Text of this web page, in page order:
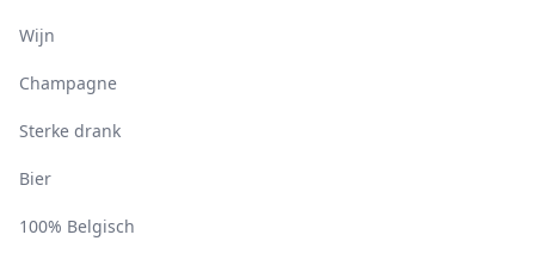
Wijn
Champagne
Sterke drank
Bier
100% Belgisch